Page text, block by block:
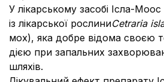
У лікарському засобі Ісла-
із лікарської рослиниCetraria
мох), яка добре відома своєю
дією при запальних
шляхів.